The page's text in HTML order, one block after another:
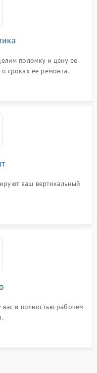
поломку и цену ее
сроках ее ремонта.
ваш вертикальный
в полностью рабочем